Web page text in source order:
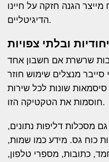
הגנה חזקה על חיינו
הדיגיטליים.
ובלתי צפויות
שרשרת אם חשבון אחד
מנצלים שימוש חוזר
שונות לכל שירות
חוסמות את הטקטיקה הזו.
מסכלות דליפות נתונים,
כוח גס. מידע כמו שמות,
כתובות, מספרי טלפון,